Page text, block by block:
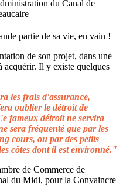
partie de sa vie, en vain !
de son projet, dans une
acquérir. Il y existe quelques
les frais d'assurance,
oublier le détroit de
fameux détroit ne servira
sera fréquenté que par les
cours, ou par des petits
côtes dont il est environné."
de Commerce de
du Midi, pour la Convaincre